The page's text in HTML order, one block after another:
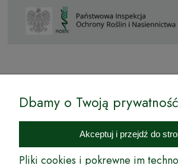
Internetowy Sklep Ogrodniczy Podkarpackie
podkarpackich szkółkarzy, której zamierzeniem
rynek wysokiej jakości drzewek owocowych,
innych produktów pozwalających na uprawianie
Dbamy o Twoją prywatność
Akceptuj i przejdź do
Pliki cookies i pokrewne im